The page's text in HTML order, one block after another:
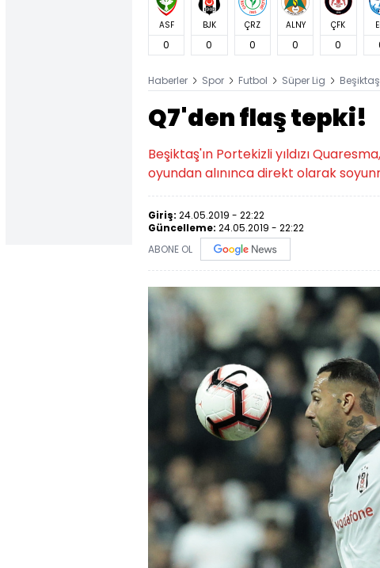
ASF
0
BJK
0
ÇRZ
0
ALNY
0
ÇFK
0
Haberler Spor Futbol Süper Lig Beşiktaş
Q7'den flaş tepki!
Beşiktaş'ın Portekizli yıldızı
oyundan alınınca direkt olarak
Giriş: 24.05.2019 - 22:22
Güncelleme: 24.05.2019 - 22:22
ABONE OL